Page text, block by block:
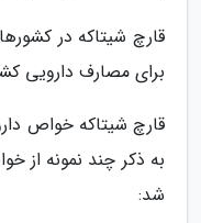
قارچ شیتاکه در
برای مصارف دارویی
قارچ شیتاکه خواص
به ذکر چند نمونه از
شد: